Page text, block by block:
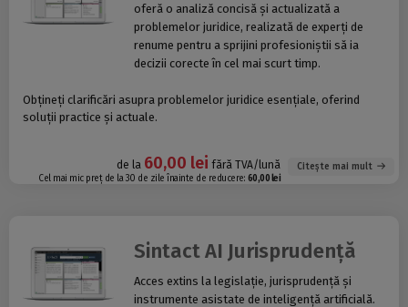
oferă o analiză concisă și actualizată a
problemelor juridice, realizată de experți de
renume pentru a sprijini profesioniștii să ia
decizii corecte în cel mai scurt timp.
Obțineți clarificări asupra problemelor juridice esențiale, oferind
soluții practice și actuale.
de la 60,00 leifără TVA/lună
Cel mai mic preț de la 30 de zile înainte de reducere: 60,00 lei
Citește mai mult
Sintact AI Jurisprudență
Acces extins la legislație, jurisprudență și
instrumente asistate de inteligență artificială.